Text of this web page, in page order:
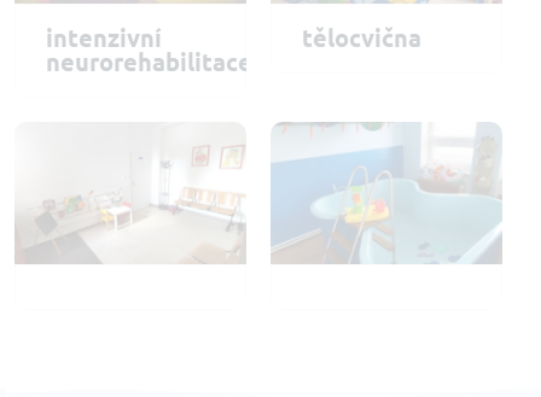
intenzivní
neurorehabilitace
tělocvična